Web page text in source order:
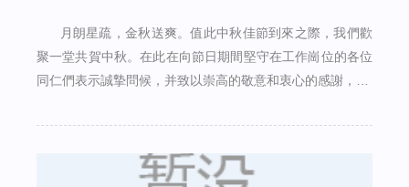
月朗星疏，金秋送爽。值此中秋佳節到來之際，我們歡
聚一堂共賀中秋。在此在向節日期間堅守在工作崗位的各位
同仁們表示誠摯問候，并致以崇高的敬意和衷心的感謝，…